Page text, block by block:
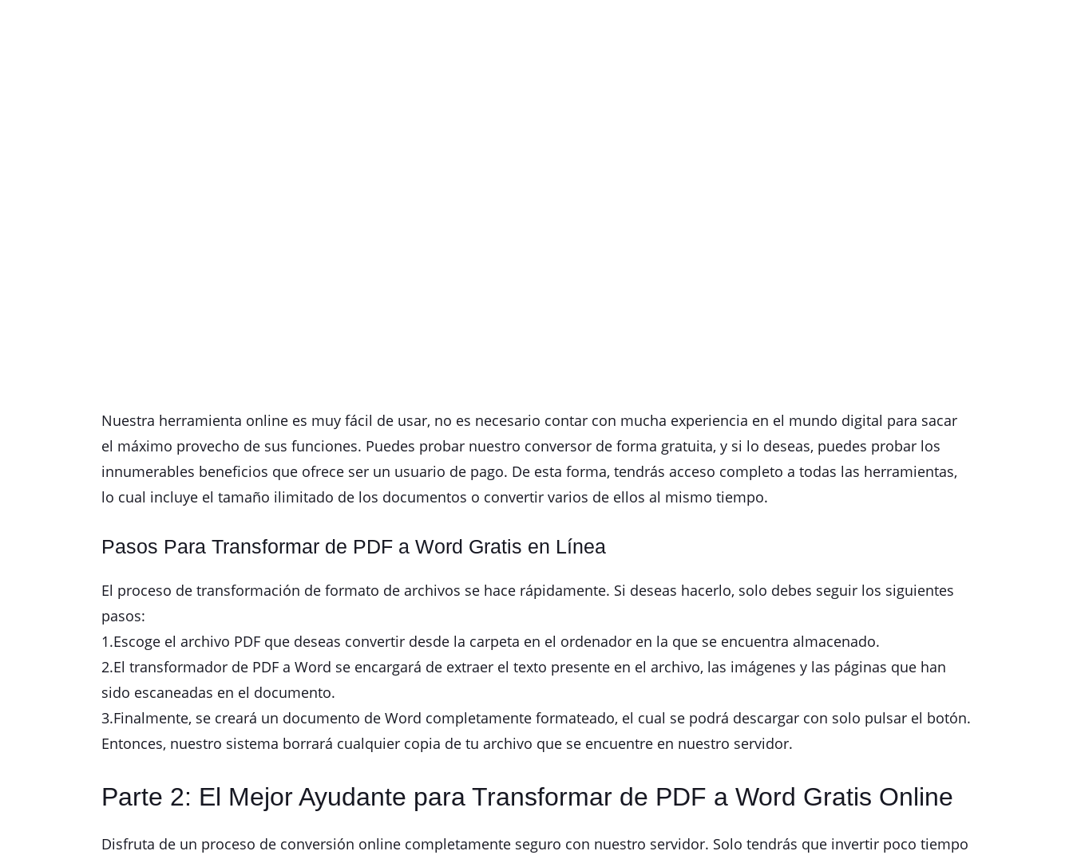
Nuestra herramienta online es muy fácil de usar, no es necesario contar con mucha experiencia en el mundo digital para sacar
el máximo provecho de sus funciones. Puedes probar nuestro conversor de forma gratuita, y si lo deseas, puedes probar los
innumerables beneficios que ofrece ser un usuario de pago. De esta forma, tendrás acceso completo a todas las herramientas,
lo cual incluye el tamaño ilimitado de los documentos o convertir varios de ellos al mismo tiempo.
Pasos Para Transformar de PDF a Word Gratis en Línea
El proceso de transformación de formato de archivos se hace rápidamente. Si deseas hacerlo, solo debes seguir los siguientes
pasos:
1.Escoge el archivo PDF que deseas convertir desde la carpeta en el ordenador en la que se encuentra almacenado.
2.El transformador de PDF a Word se encargará de extraer el texto presente en el archivo, las imágenes y las páginas que han
sido escaneadas en el documento.
3.Finalmente, se creará un documento de Word completamente formateado, el cual se podrá descargar con solo pulsar el botón.
Entonces, nuestro sistema borrará cualquier copia de tu archivo que se encuentre en nuestro servidor.
Parte 2: El Mejor Ayudante para Transformar de PDF a Word Gratis Online
Disfruta de un proceso de conversión online completamente seguro con nuestro servidor. Solo tendrás que invertir poco tiempo